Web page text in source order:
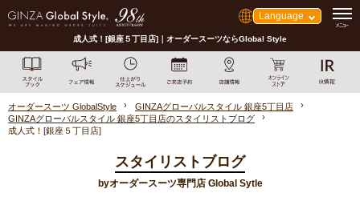
Language
成人式！[銀座５丁目店]｜オーダースーツならGlobal Style
オーダースーツ GlobalStyle
GINZAグローバルスタイル 銀座5丁目店
GINZAグローバルスタイル 銀座5丁目店のスタイリストブログ
成人式！[銀座５丁目店]
スタイリストブログ
byオーダースーツ専門店 Global Sytle